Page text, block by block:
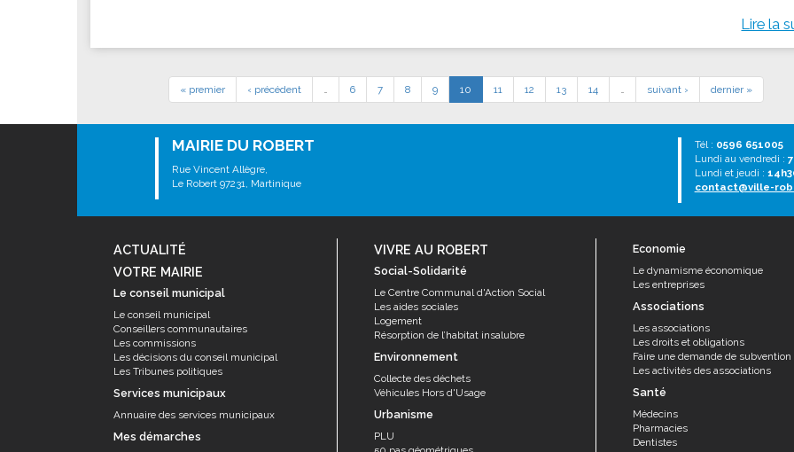
Lire la
« premier ‹ précédent 6 7 8 9 10 11 12 13 14 suivant › dernier »
MAIRIE DU ROBERT
Rue Vincent Allègre,
Le Robert 97231, Martinique
Tél : 0596 651005
Lundi au vendredi :
Lundi et jeudi :
contact@ville-
ACTUALITÉ
VOTRE MAIRIE
Le conseil municipal
Le conseil municipal
Conseillers communautaires
Les commissions
Les décisions du conseil municipal
Les Tribunes politiques
Services municipaux
Annuaire des services municipaux
Mes démarches
VIVRE AU ROBERT
Social-Solidarité
Le Centre Communal d'Action Social
Les aides sociales
Logement
Résorption de l’habitat insalubre
Environnement
Collecte des déchets
Véhicules Hors d'Usage
Urbanisme
PLU
Economie
Le dynamisme économique
Les entreprises
Associations
Les associations
Les droits et obligations
Faire une demande de subvention
Les activités des associations
Santé
Médecins
Pharmacies
Dentistes